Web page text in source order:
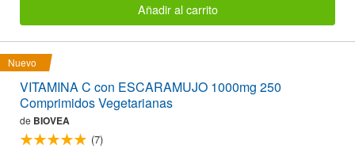
Añadir al carrito
Nuevo
VITAMINA C con ESCARAMUJO 1000mg 250
Comprimidos Vegetarianas
de BIOVEA
(7)